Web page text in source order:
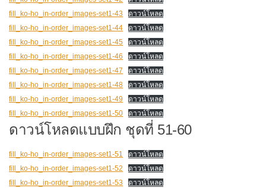
fill_ko-ho_in-order_images-set1-43
ดาวน์โหลด
fill_ko-ho_in-order_images-set1-44
ดาวน์โหลด
fill_ko-ho_in-order_images-set1-45
ดาวน์โหลด
fill_ko-ho_in-order_images-set1-46
ดาวน์โหลด
fill_ko-ho_in-order_images-set1-47
ดาวน์โหลด
fill_ko-ho_in-order_images-set1-48
ดาวน์โหลด
fill_ko-ho_in-order_images-set1-49
ดาวน์โหลด
fill_ko-ho_in-order_images-set1-50
ดาวน์โหลด
ดาวน์โหลดแบบฝึก ชุดที่ 51-60
fill_ko-ho_in-order_images-set1-51
ดาวน์โหลด
fill_ko-ho_in-order_images-set1-52
ดาวน์โหลด
fill_ko-ho_in-order_images-set1-53
ดาวน์โหลด